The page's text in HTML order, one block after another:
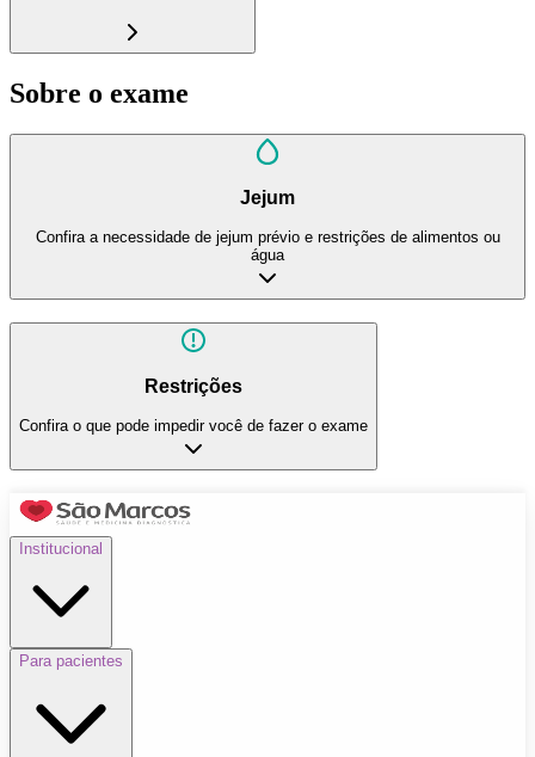
Sobre o exame
Jejum
Confira a necessidade de jejum prévio e restrições de alimentos ou
água
Restrições
Confira o que pode impedir você de fazer o exame
Institucional
Para pacientes